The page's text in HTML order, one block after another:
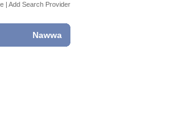
| Add Search Provider
Nawwa